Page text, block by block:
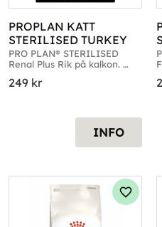
PROPLAN KATT
STERILISED TURKEY
PRO PLAN® STERILISED
Renal Plus Rik på kalkon.
249kr
INFO
till i favoriter Lägg